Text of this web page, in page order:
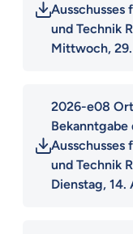
Ausschusses
und Technik
Mittwoch,
2026-e08
Bekanntgabe
Ausschusses
und Technik
Dienstag,